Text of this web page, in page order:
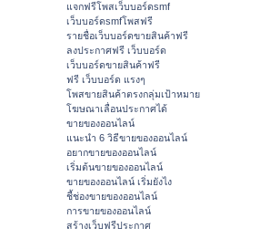
แจกฟรีโพสเว็บบอร์ดsmf
เว็บบอร์ดsmfโพสฟรี
รายชื่อเว็บบอร์ดขายสินค้าฟรี
ลงประกาศฟรี เว็บบอร์ด
เว็บบอร์ดขายสินค้าฟรี
ฟรี เว็บบอร์ด แรงๆ
โพสขายสินค้าตรงกลุ่มเป้าหมาย
โฆษณาเลื่อนประกาศได้
ขายของออนไลน์
แนะนำ 6 วิธีขายของออนไลน์
อยากขายของออนไลน์
เริ่มต้นขายของออนไลน์
ขายของออนไลน์ เริ่มยังไง
ชี้ช่องขายของออนไลน์
การขายของออนไลน์
สร้างเว็บฟรีประกาศ